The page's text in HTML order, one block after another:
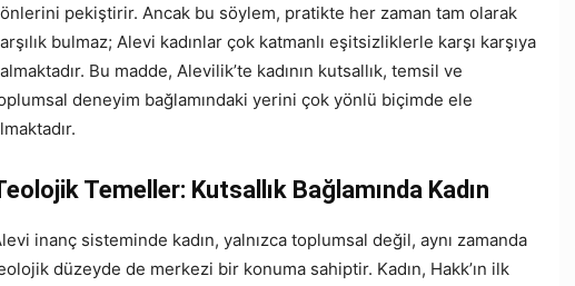
pekiştirir. Ancak bu söylem, pratikte her zaman tam olarak
bulmaz; Alevi kadınlar çok katmanlı eşitsizliklerle karşı karşıya
Bu madde, Alevilik’te kadının kutsallık, temsil ve
deneyim bağlamındaki yerini çok yönlü biçimde ele
Temeller: Kutsallık Bağlamında Kadın
inanç sisteminde kadın, yalnızca toplumsal değil, aynı zamanda
düzeyde de merkezi bir konuma sahiptir. Kadın, Hakk’ın ilk